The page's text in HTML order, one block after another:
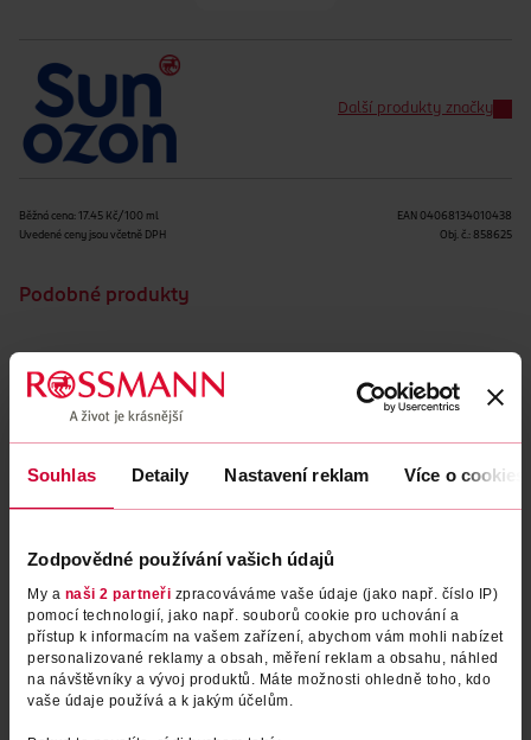
Souhlas Detaily Nastavení reklam Více o cookies
Zodpovědné používání vašich údajů
My a naši 2 partneři zpracováváme vaše údaje (jako např. číslo IP)
pomocí technologií, jako např. souborů cookie pro uchování a
přístup k informacím na vašem zařízení, abychom vám mohli nabízet
personalizované reklamy a obsah, měření reklam a obsahu, náhled
na návštěvníky a vývoj produktů. Máte možnosti ohledně toho, kdo
vaše údaje používá a k jakým účelům.
Další produkty značky
Běžná cena: 17.45 Kč/100 ml
Uvedené ceny jsou včetně DPH
EAN 04068134010438
Obj. č.: 858625
Podobné produkty
Hydratační sprej po opalování
s Aloe Vera
NIVEA 200 ml
379 Kč
Chladivá pěna po opalování s
Aloe Vera 9 %
Panthenol 200 ml